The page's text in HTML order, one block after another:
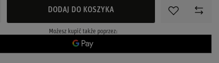
DODAJ DO KOSZYKA
Możesz kupić także poprzez: